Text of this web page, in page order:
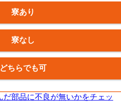
寮あり
寮なし
どちらでも可